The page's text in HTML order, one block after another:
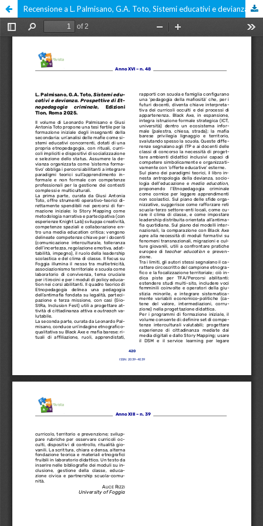
Recensione a L. Palmisano, G.A. Toto, Sistemi educativi e devianza. Prospettive di Etnopedagogia criminale, Edizioni Tlon, Roma 2025